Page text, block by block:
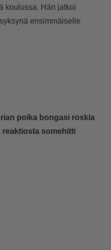
koulussa. Hän jatkoi
ensimmäiselle
poika bongasi roskia
reaktiosta somehitti